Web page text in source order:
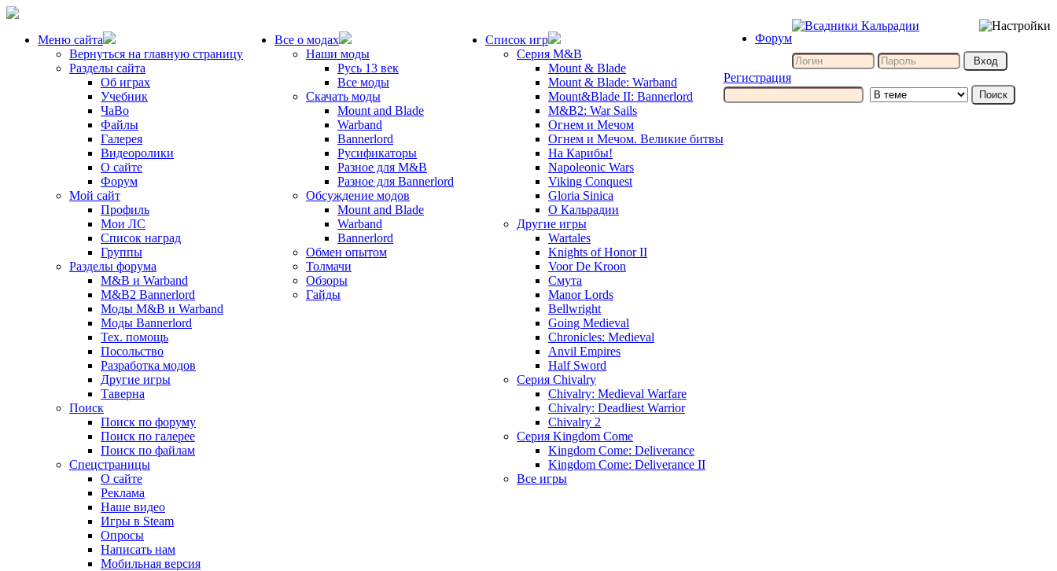
Меню сайта
Вернуться на главную страницу
Разделы сайта
Об играх
Учебник
ЧаВо
Файлы
Галерея
Видеоролики
О сайте
Форум
Мой сайт
Профиль
Мои ЛС
Список наград
Группы
Разделы форума
M&B и Warband
M&B2 Bannerlord
Моды M&B и Warband
Моды Bannerlord
Тех. помощь
Посольство
Разработка модов
Другие игры
Таверна
Поиск
Поиск по форуму
Поиск по галерее
Поиск по файлам
Спецстраницы
О сайте
Реклама
Наше видео
Игры в Steam
Опросы
Написать нам
Мобильная версия
Все о модах
Наши моды
Русь 13 век
Все моды
Скачать моды
Mount and Blade
Warband
Bannerlord
Русификаторы
Разное для M&B
Разное для Bannerlord
Обсуждение модов
Mount and Blade
Warband
Bannerlord
Обмен опытом
Толмачи
Обзоры
Гайды
Список игр
Серия M&B
Mount & Blade
Mount & Blade: Warband
Mount&Blade II: Bannerlord
M&B2: War Sails
Огнем и Мечом
Огнем и Мечом. Великие битвы
На Карибы!
Napoleonic Wars
Viking Conquest
Gloria Sinica
О Кальрадии
Другие игры
Wartales
Knights of Honor II
Voor De Kroon
Смута
Manor Lords
Bellwright
Going Medieval
Chronicles: Medieval
Anvil Empires
Half Sword
Серия Chivalry
Chivalry: Medieval Warfare
Chivalry: Deadliest Warrior
Chivalry 2
Серия Kingdom Come
Kingdom Come: Deliverance
Kingdom Come: Deliverance II
Все игры
Форум
Регистрация